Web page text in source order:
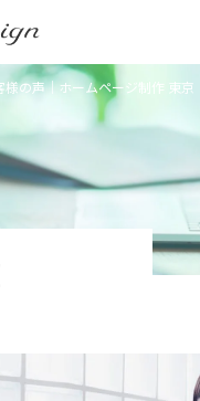
様の声｜ホームページ制作 東京